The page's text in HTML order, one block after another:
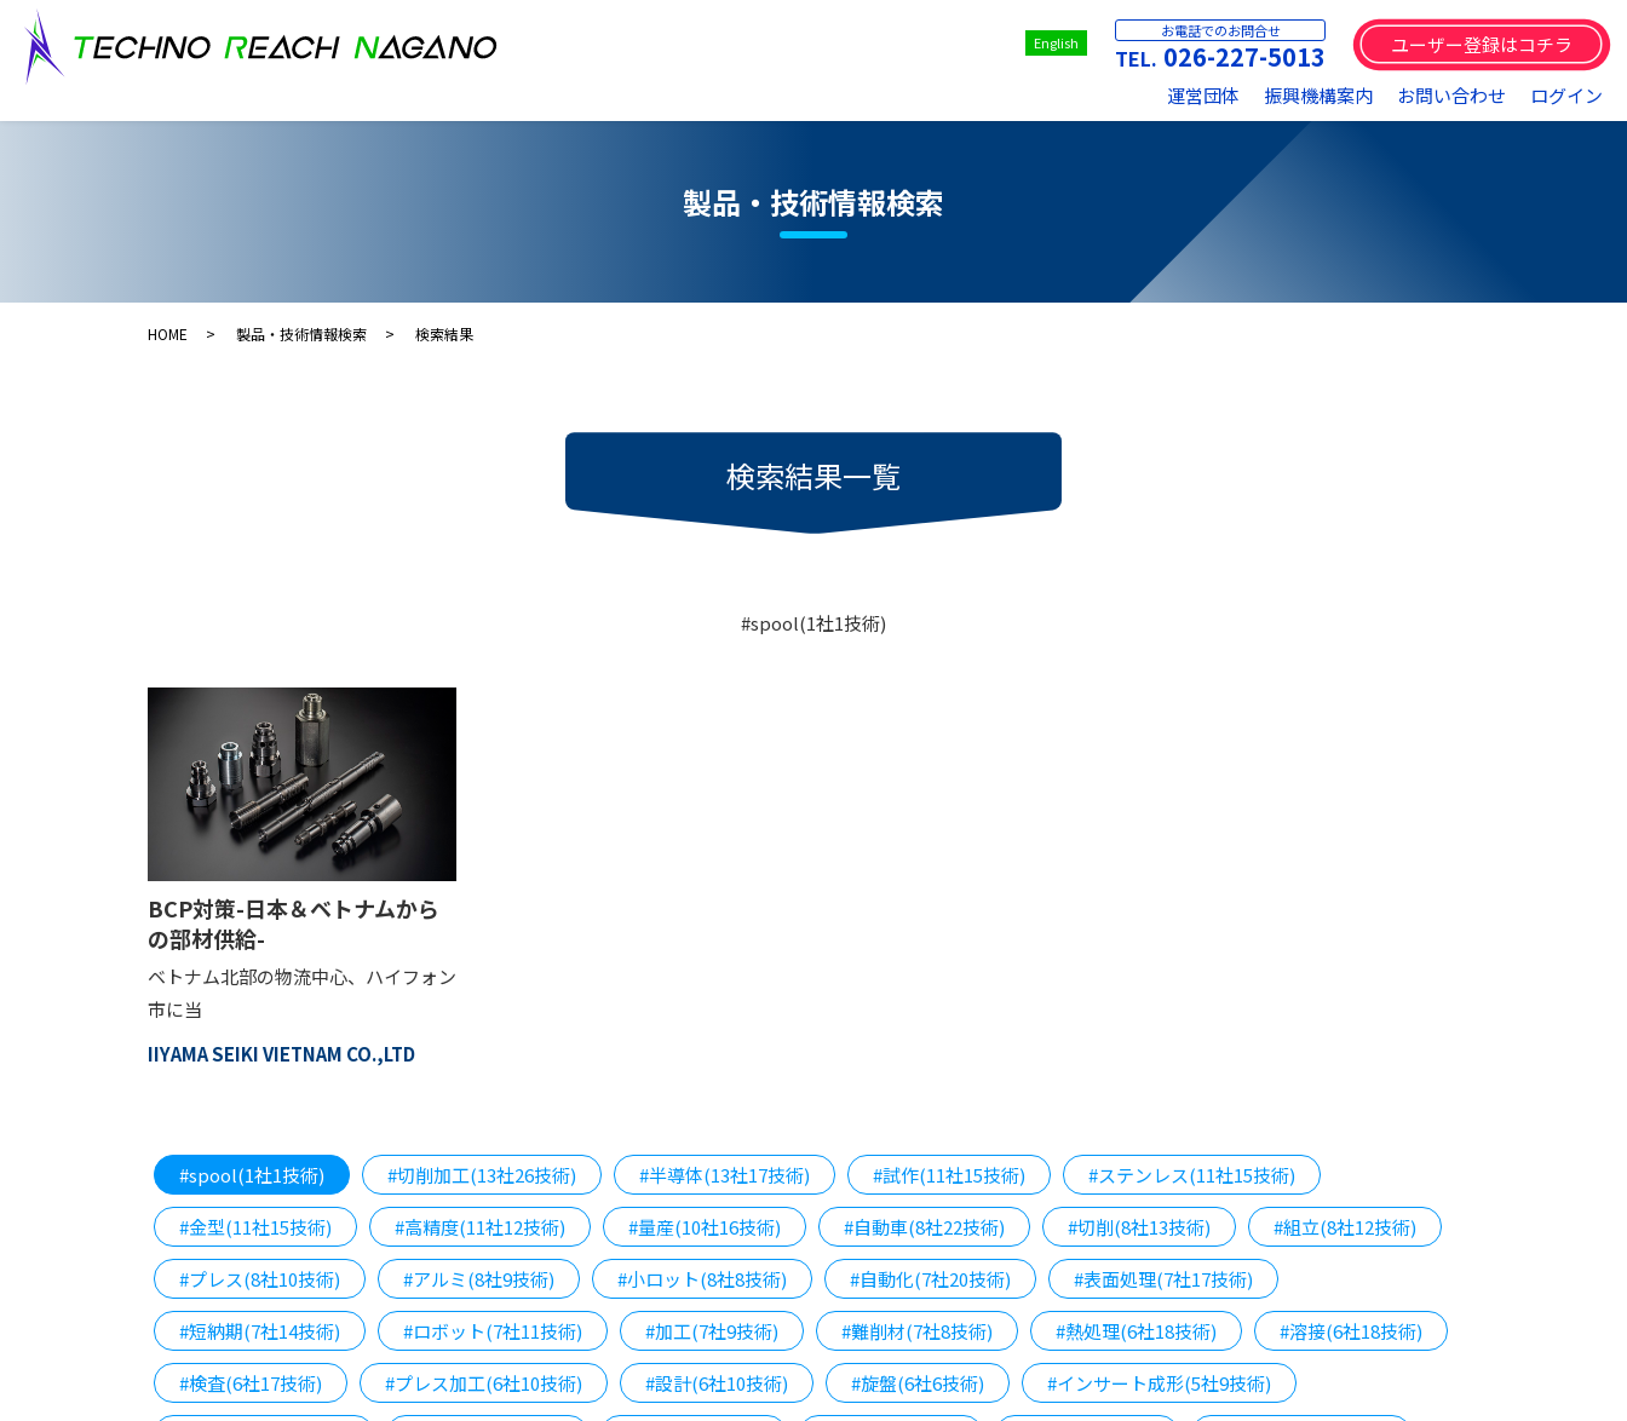
運営団体 振興機構案内 お問い合わせ ログイン
English
お電話でのお問合せ
026-227-5013 ユーザー登録はコチラ
製品・技術情報検索
HOME 製品・技術情報検索 検索結果
検索結果一覧
#spool(1社1技術)
BCP対策-日本＆ベトナムから
の部材供給-
ベトナム北部の物流中心、ハイフォン
市に当
IIYAMA SEIKI VIETNAM CO.,LTD
#spool(1社1技術) #切削加工(13社26技術) #半導体(13社17技術) #試作(11社15技術) #ステンレス(11社15技術)
#金型(11社15技術) #高精度(11社12技術) #量産(10社16技術) #自動車(8社22技術) #切削(8社13技術) #組立(8社12技術)
#プレス(8社10技術) #アルミ(8社9技術) #小ロット(8社8技術) #自動化(7社20技術) #表面処理(7社17技術)
#短納期(7社14技術) #ロボット(7社11技術) #加工(7社9技術) #難削材(7社8技術) #熱処理(6社18技術) #溶接(6社18技術)
#検査(6社17技術) #プレス加工(6社10技術) #設計(6社10技術) #旋盤(6社6技術) #インサート成形(5社9技術)